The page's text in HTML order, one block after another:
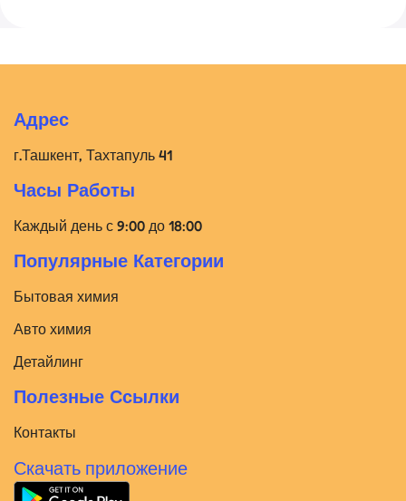
Адрес
г.Ташкент, Тахтапуль 41
Часы Работы
Каждый день с 9:00 до 18:00
Популярные Категории
Бытовая химия
Авто химия
Детайлинг
Полезные Ссылки
Контакты
Скачать приложение